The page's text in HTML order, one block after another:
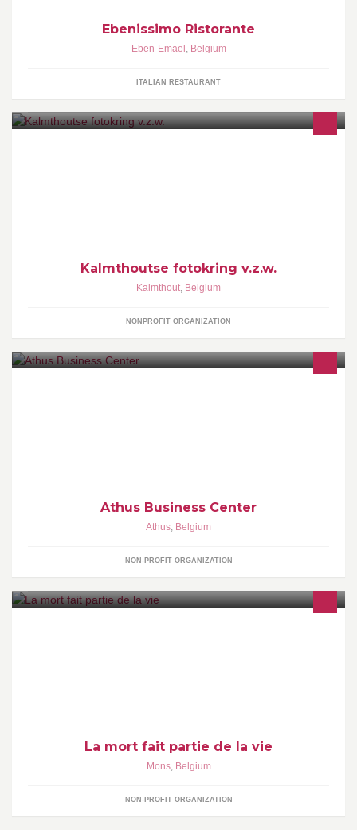
Ebenissimo Ristorante
Eben-Emael , Belgium
ITALIAN RESTAURANT
Kalmthoutse fotokring v.z.w.
Kalmthout, Belgium
NONPROFIT ORGANIZATION
Athus Business Center
Athus, Belgium
NON-PROFIT ORGANIZATION
La mort fait partie de la vie
Mons, Belgium
NON-PROFIT ORGANIZATION